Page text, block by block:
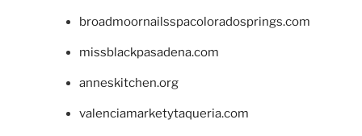
broadmoornailsspacoloradosprings.com
missblackpasadena.com
anneskitchen.org
valenciamarketytaqueria.com